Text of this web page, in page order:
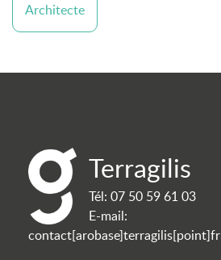
Architecte
Terragilis
Tél: 07 50 59 61 03
E-mail:
contact[arobase]terragilis[point]fr